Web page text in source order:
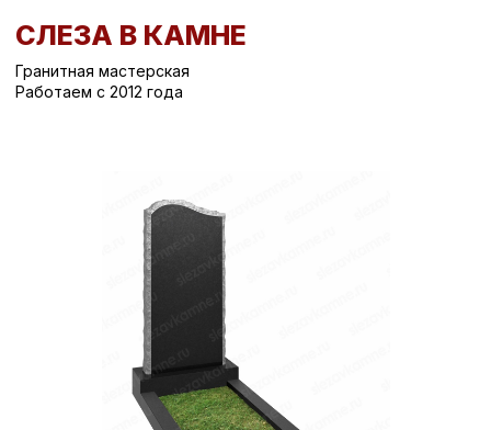
СЛЕЗА В КАМНЕ
Работаем с 2012 года
Вернуться назад / Вертикальные памятники на могилу
Памятник на могилу СК-73